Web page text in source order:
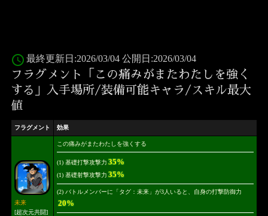
access_time 最終更新日:2026/03/04 公開日:2026/03/04
フラグメント「この痛みがまたわたしを強く
する」入手場所/装備可能キャラ/スキル最大
値
フラグメント 効果
未来
[超次元共闘]
この痛みがまたわたしを強くする
(1) 基礎打撃攻撃力 35%
(1) 基礎射撃攻撃力 35%
(2) バトルメンバーに「タグ：未来」が3人いると、自身の打撃防御力
20%